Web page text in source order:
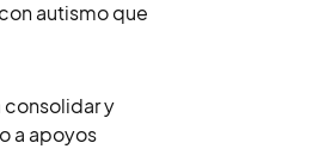
autismo que
consolidar y
a apoyos